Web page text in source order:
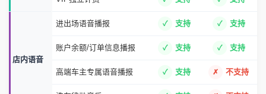
进出场语音播报 支持 支持
账户余额/订单信息播报 支持 支持
高端车主专属语音播报 支持 不支持
洗车律动音乐 支持 不支持